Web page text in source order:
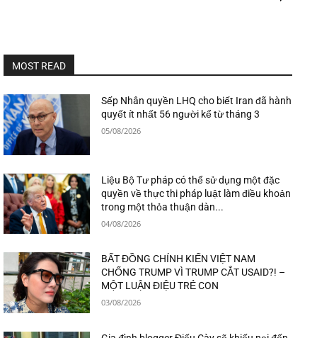
MOST READ
Sếp Nhân quyền LHQ cho biết Iran đã hành
quyết ít nhất 56 người kể từ tháng 3
05/08/2026
Liệu Bộ Tư pháp có thể sử dụng một đặc
quyền về thực thi pháp luật làm điều khoản
trong một thỏa thuận dàn...
04/08/2026
BẤT ĐỒNG CHÍNH KIẾN VIỆT NAM
CHỐNG TRUMP VÌ TRUMP CẮT USAID?! –
MỘT LUẬN ĐIỆU TRẺ CON
03/08/2026